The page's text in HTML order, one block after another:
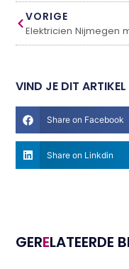
VORIGE
VIND JE DIT ARTIKEL
Share on Facebook
Share on Linkdin
GERELATEERDE